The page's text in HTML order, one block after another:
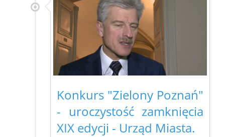
Konkurs "Zielony Poznań"
- uroczystość zamknięcia
XIX edycji - Urząd Miasta.